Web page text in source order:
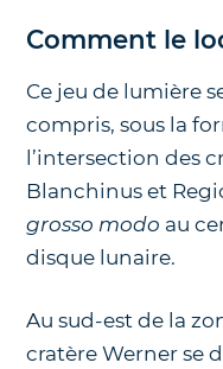
Comment le
Ce jeu de lumière
compris, sous la
l’intersection des
Blanchinus et
grosso modo au
disque lunaire.
Au sud-est de la
cratère Werner se